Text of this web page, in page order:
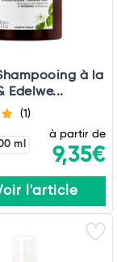
à la
Edelwe...
(1)
ml
à partir de
9,35€
l'article